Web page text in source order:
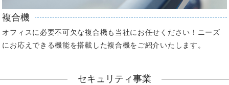
複合機
オフィスに必要不可欠な複合機も当社にお任せください！ニーズ
にお応えできる機能を搭載した複合機をご紹介いたします。
セキュリティ事業